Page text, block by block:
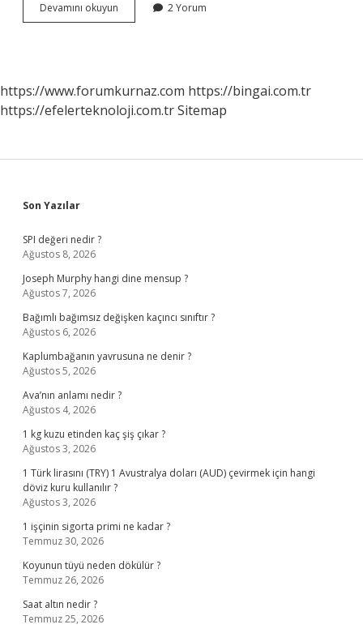
Devamını okuyun
Okumak
2 Yorum
https://www.forumkurnaz.com https://bingai.com.tr
https://efelerteknoloji.com.trSitemap
Sidebar
Son Yazılar
SPI değeri nedir ?
Ağustos 8, 2026
Joseph Murphy hangi dine mensup ?
Ağustos 7, 2026
Bağımlı bağımsız değişken kaçıncı sınıftır ?
Ağustos 6, 2026
Kaplumbağanın yavrusuna ne denir ?
Ağustos 5, 2026
Ava’nın anlamı nedir ?
Ağustos 4, 2026
1 kg kuzu etinden kaç şiş çıkar ?
Ağustos 3, 2026
1 Türk lirasını (TRY) 1 Avustralya doları (AUD) çevirmek için hangi
döviz kuru kullanılır ?
Ağustos 3, 2026
1 işçinin sigorta primi ne kadar ?
Temmuz 30, 2026
Koyunun tüyü neden dökülür ?
Temmuz 26, 2026
Saat altın nedir ?
Temmuz 25, 2026